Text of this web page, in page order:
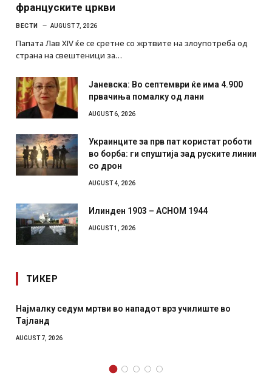
француските цркви
ВЕСТИ AUGUST 7, 2026
Папата Лав XIV ќе се сретне со жртвите на злоупотреба од
страна на свештеници за…
Јаневска: Во септември ќе има 4.900
првачиња помалку од лани
AUGUST 6, 2026
Украинците за прв пат користат роботи
во борба: ги спуштија зад руските линии
со дрон
AUGUST 4, 2026
Илинден 1903 – АСНОМ 1944
AUGUST 1, 2026
ТИКЕР
Најмалку седум мртви во нападот врз училиште во
Тајланд
AUGUST 7, 2026